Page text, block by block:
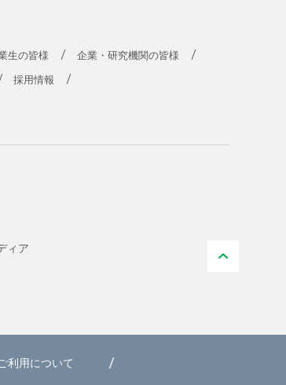
生の皆様 企業・研究機関の皆様
採用情報
ィア
利用について